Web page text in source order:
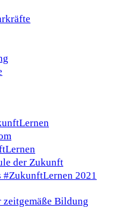
der Zukunft
2021
zeitgemäße Bildung